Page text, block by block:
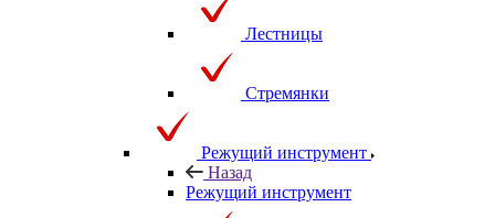
Лестницы
Стремянки
Режущий инструмент
Назад
Режущий инструмент